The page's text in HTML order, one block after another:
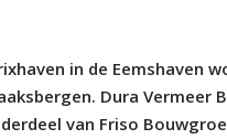
in de
Dura Vermeer
van Friso